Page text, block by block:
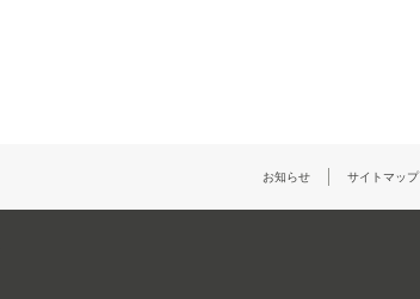
お知らせ サイトマップ